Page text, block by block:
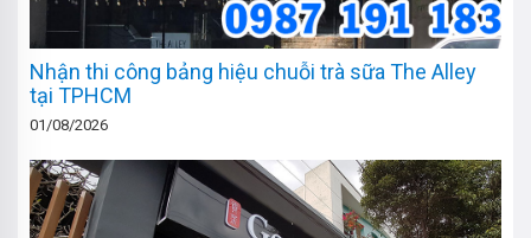
Nhận thi công bảng hiệu chuỗi trà sữa The Alley
tại TPHCM
01/08/2026